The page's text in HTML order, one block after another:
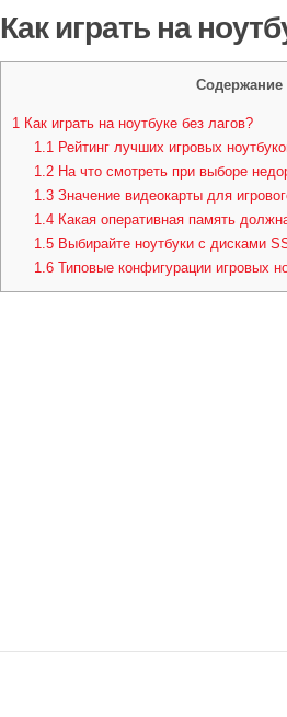
Как играть на
Содержание
1Как играть на ноутбуке без лагов?
1.1Рейтинг лучших игровых
1.2На что смотреть при выборе
1.3Значение видеокарты для
1.4Какая оперативная память
1.5Выбирайте ноутбуки с дисками
1.6Типовые конфигурации игровых